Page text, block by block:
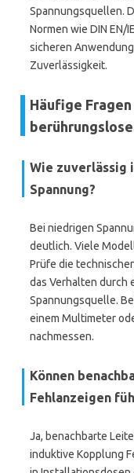
Spannungsquellen.
Normen wie DIN EN/
sicheren
Zuverlässigkeit.
Häufige
Wie zuverlässig
Spannung?
Bei niedrigen
deutlich. Viele
Prüfe die
das Verhalten durch
Spannungsquelle.
einem Multimeter
nachmessen.
Können
Fehlanzeigen
Ja, benachbarte
induktive Kopplung